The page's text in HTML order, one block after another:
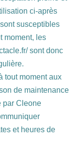
ci-après
susceptibles
moment, les
sont donc
tout moment aux
de maintenance
par Cleone
et heures de